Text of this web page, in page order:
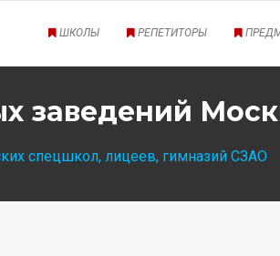
ШКОЛЫ РЕПЕТИТОРЫ
заведений
спецшкол, лицеев, гимназий СЗАО